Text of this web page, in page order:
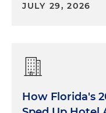
JULY 29, 2026
How Florida's